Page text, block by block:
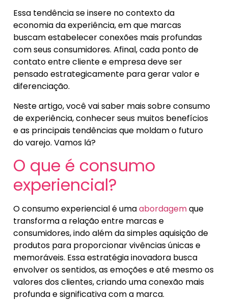
Essa tendência se insere no contexto da
economia da experiência, em que marcas
buscam estabelecer conexões mais profundas
com seus consumidores. Afinal, cada ponto de
contato entre cliente e empresa deve ser
pensado estrategicamente para gerar valor e
diferenciação.
Neste artigo, você vai saber mais sobre consumo
de experiência, conhecer seus muitos benefícios
e as principais tendências que moldam o futuro
do varejo. Vamos lá?
O que é consumo
experiencial?
O consumo experiencial é umaabordagemque
transforma a relação entre marcas e
consumidores, indo além da simples aquisição de
produtos para proporcionar vivências únicas e
memoráveis. Essa estratégia inovadora busca
envolver os sentidos, as emoções e até mesmo os
valores dos clientes, criando uma conexão mais
profunda e significativa com a marca.